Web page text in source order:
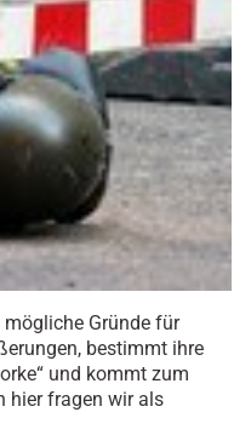
Gründe für
bestimmt ihre
und kommt zum
hier fragen wir als